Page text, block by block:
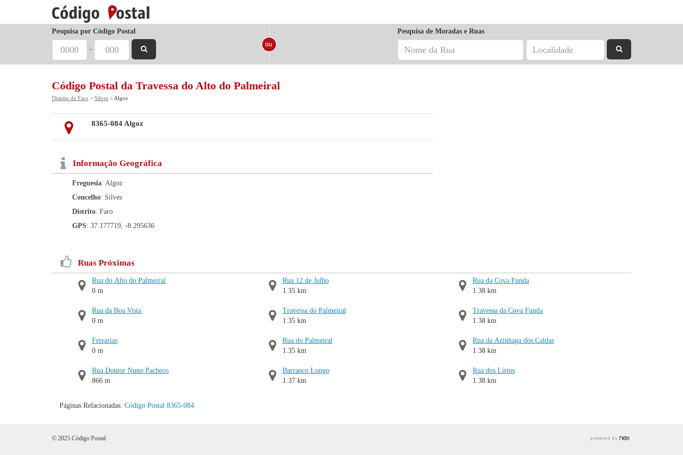
Pesquisa por Código Postal
-
Pesquisa de Moradas e Ruas
Código Postal da Travessa do Alto do Palmeiral
Distrito de Faro > Silves > Algoz
8365-084 Algoz
Informação Geográfica
Freguesia: Algoz
Concelho: Silves
Distrito: Faro
GPS: 37.177719, -8.295636
Ruas Próximas
Rua do Alto do Palmeiral
0 m
Rua da Boa Vista
0 m
Ferrarias
0 m
Rua Doutor Nuno Pacheco
866 m
Rua 12 de Julho
1.35 km
Travessa do Palmeiral
1.35 km
Rua do Palmeiral
1.35 km
Barranco Longo
1.37 km
Rua da Cova Funda
1.38 km
Travessa da Cova Funda
1.38 km
Rua da Azinhaga dos Caldas
1.38 km
Rua dos Lírios
1.38 km
Páginas Relacionadas: Código Postal 8365-084
© 2025 Código Postal